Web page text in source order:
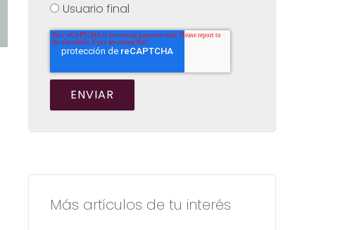
Usuario final
Más artículos de tu interés